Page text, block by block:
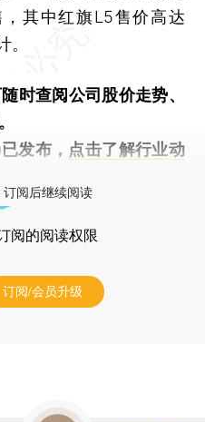
其中红旗L5售价高达
随时查阅公司股价走势、
发布， 点击了解行业动
订阅后继续阅读
阅的阅读权限
订阅/会员升级